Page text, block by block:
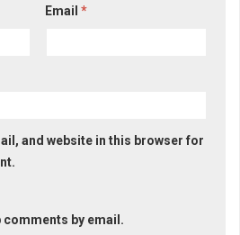
Email*
and website in this browser for
by email.